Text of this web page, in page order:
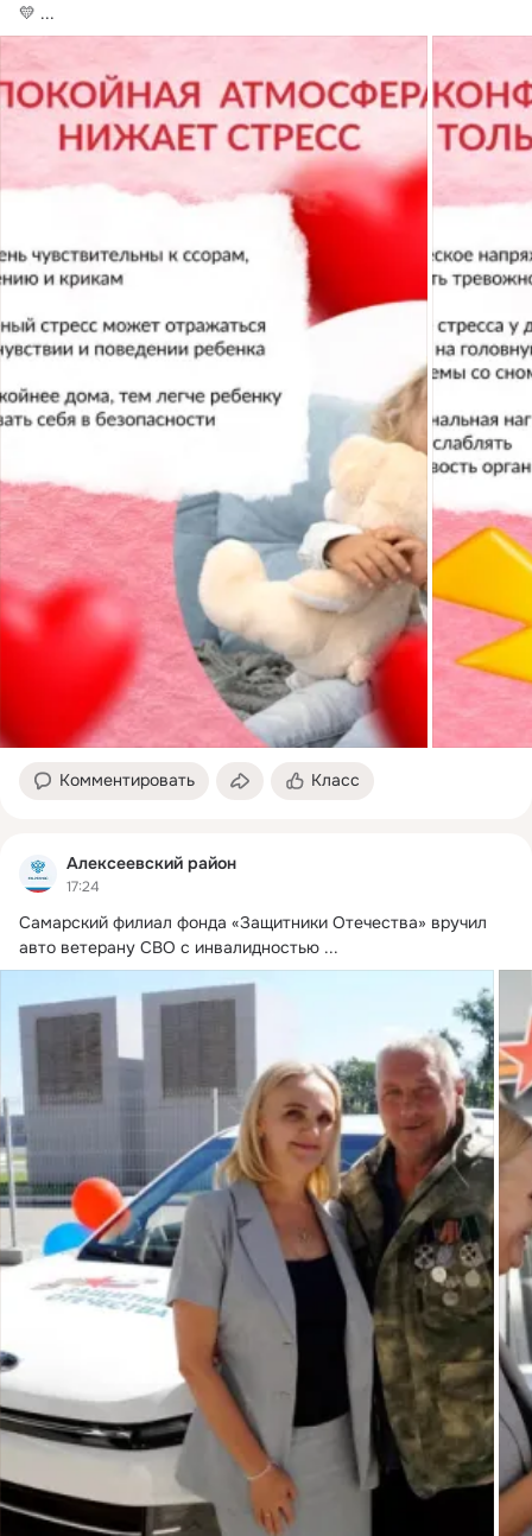
💛 ...
Комментировать Класс
Алексеевский район
17:24
Самарский филиал фонда «Защитники Отечества» вручил
авто ветерану СВО с инвалидностью ...